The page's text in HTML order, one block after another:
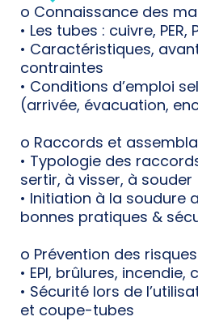
o Connaissance des
• Les tubes : cuivre, PER,
• Caractéristiques,
contraintes
• Conditions d’emploi
(arrivée, évacuation,
o Raccords et
• Typologie des
sertir, à visser, à souder
• Initiation à la soudure
bonnes pratiques &
o Prévention des risques
• EPI, brûlures, incendie,
• Sécurité lors de
et coupe-tubes